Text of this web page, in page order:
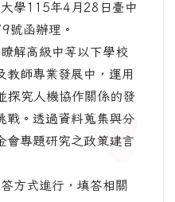
學115年4月28日臺中
號函辦理。
解高級中等以下學校
教師專業發展中，運用
探究人機協作關係的發
戰。透過資料蒐集與分
會專題研究之政策建言
方式進行，填答相關